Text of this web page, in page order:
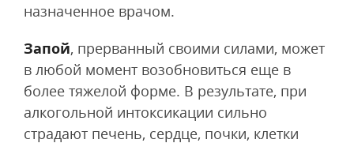
назначенное врачом.
Запой, прерванный своими силами, может
в любой момент возобновиться еще в
более тяжелой форме. В результате, при
алкогольной интоксикации сильно
страдают печень, сердце, почки, клетки